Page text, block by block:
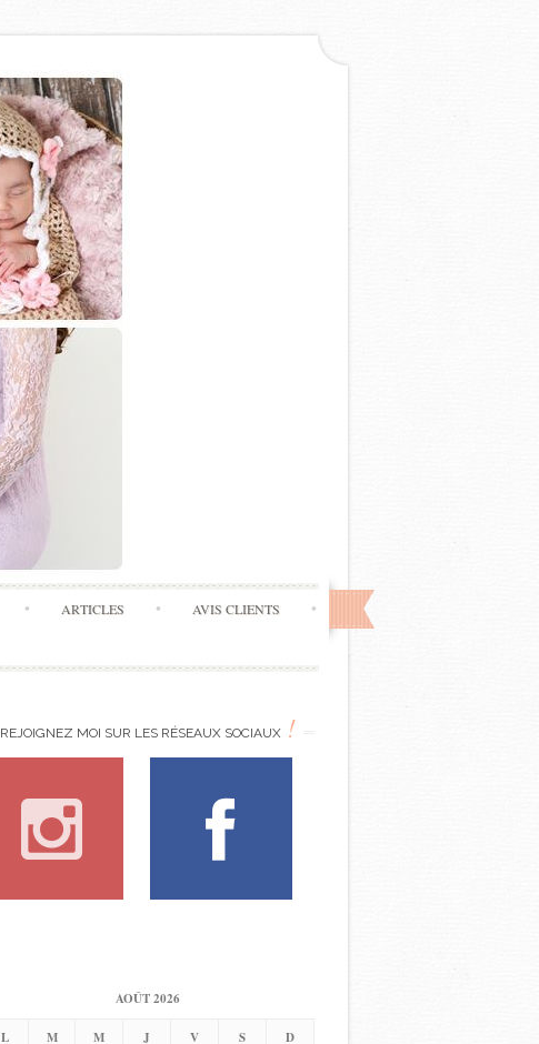
ARTICLES AVIS CLIENTS
REJOIGNEZ MOI SUR LES RÉSEAUX SOCIAUX !
AOÛT 2026
L M M J V S D